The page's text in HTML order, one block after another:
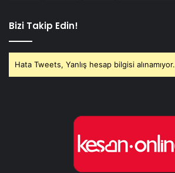
Bizi Takip Edin!
Hata Tweets, Yanlış hesap bilgisi alınamıyor.